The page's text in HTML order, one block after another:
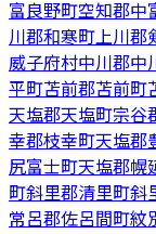
富良野町空知郡中
川郡和寒町上川郡
威子府村中川郡中
平町苫前郡苫前町
天塩郡天塩町宗谷
幸郡枝幸町天塩郡
尻富士町天塩郡幌
町斜里郡清里町斜
常呂郡佐呂間町紋